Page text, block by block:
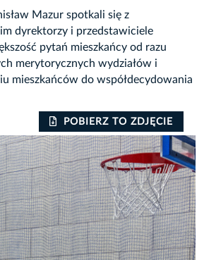
Mazur spotkali się z
dyrektorzy i przedstawiciele
pytań mieszkańcy od razu
merytorycznych wydziałów i
mieszkańców do współdecydowania
POBIERZ TO ZDJĘCIE